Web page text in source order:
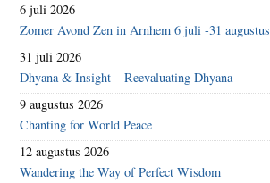
6 juli 2026
Zomer Avond Zen in Arnhem 6 juli -31 augustus
31 juli 2026
Dhyana & Insight – Reevaluating Dhyana
9 augustus 2026
Chanting for World Peace
12 augustus 2026
Wandering the Way of Perfect Wisdom